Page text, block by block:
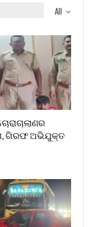
All
ଗିରଫ ଅଭିଯୁକ୍ତ